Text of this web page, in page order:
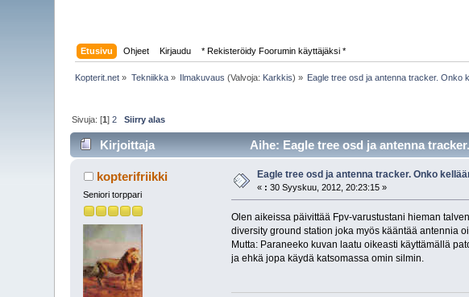
Etusivu Ohjeet Kirjaudu * Rekisteröidy Foorumin käyttäjäksi *
Kopterit.net » Tekniikka» Ilmakuvaus (Valvoja: Karkkis) » Eagle tree osd ja antenna tracker. Onko
Sivuja: [1]2 Siirry alas
Kirjoittaja Aihe: Eagle tree osd ja antenna
kopterifriikki
Seniori torppari
Eagle tree osd ja antenna tracker. Onko
« : 30 Syyskuu, 2012, 20:23:15 »
Olen aikeissa päivittää Fpv-varustustani hieman
diversity ground station joka myös kääntää antennia
Mutta: Paraneeko kuvan laatu oikeasti käyttämällä
ja ehkä jopa käydä katsomassa omin silmin.